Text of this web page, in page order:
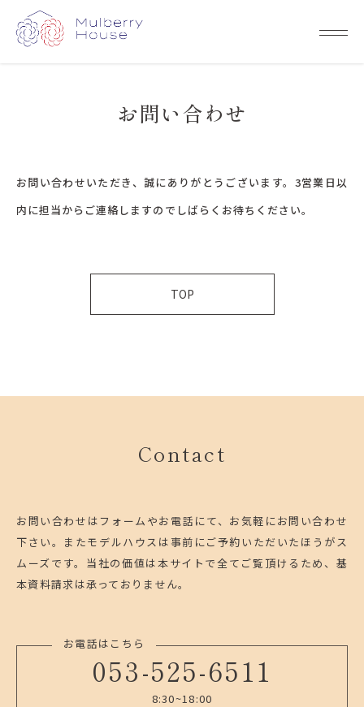
お問い合わせ
お問い合わせいただき、誠にありがとうございます。 3営業日以
内に担当からご連絡しますので しばらくお待ちください。
TOP
Contact
お問い合わせはフォームやお電話にて、お気軽にお問い合わせ
下さい。 またモデルハウスは事前にご予約いただいたほうがス
ムーズです。 当社の価値は本サイトで全てご覧頂けるため、基
本資料請求は承っておりません。
お電話はこちら
053-525-6511
8:30~18:00